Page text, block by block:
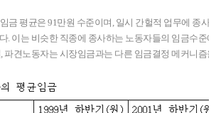
금 평균은 91만원 수준이며, 일시 간헐적 업무에 종사
. 이는 비슷한 직종에 종사하는 노동자들의 임금수준
파견노동자는 시장임금과는 다른 임금결정 메커니즘